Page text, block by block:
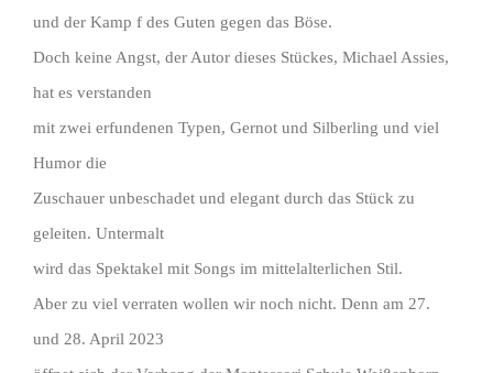
und der Kamp f des Guten gegen das Böse.
Doch keine Angst, der Autor dieses Stückes, Michael Assies,
hat es verstanden
mit zwei erfundenen Typen, Gernot und Silberling und viel
Humor die
Zuschauer unbeschadet und elegant durch das Stück zu
geleiten. Untermalt
wird das Spektakel mit Songs im mittelalterlichen Stil.
Aber zu viel verraten wollen wir noch nicht. Denn am 27.
und 28. April 2023